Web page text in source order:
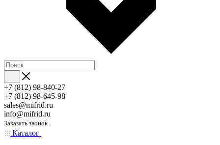
+7 (812) 98-840-27
+7 (812) 98-645-98
sales@mifrid.ru
info@mifrid.ru
Заказать звонок
Каталог